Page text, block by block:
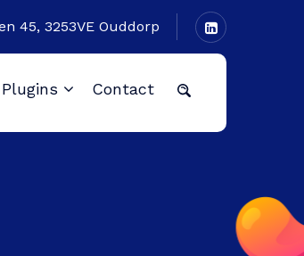
45, 3253VE Ouddorp
Contact